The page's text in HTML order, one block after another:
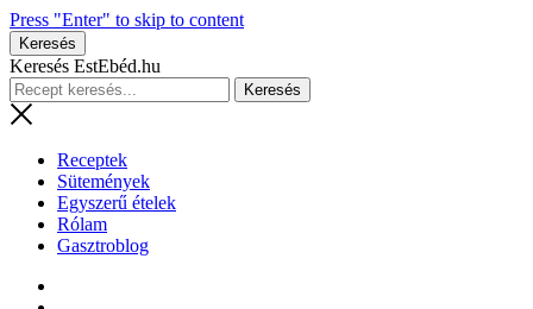
Press "Enter" to skip to content
Keresés
Keresés EstEbéd.hu
Receptek
Sütemények
Egyszerű ételek
Rólam
Gasztroblog